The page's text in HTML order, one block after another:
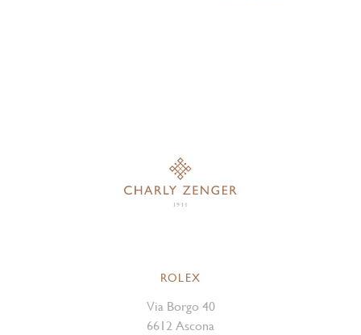
ROLEX
Via Borgo 40
6612 Ascona